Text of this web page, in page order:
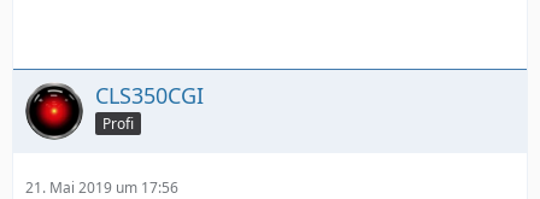
CLS350CGI
Profi
21. Mai 2019 um 17:56